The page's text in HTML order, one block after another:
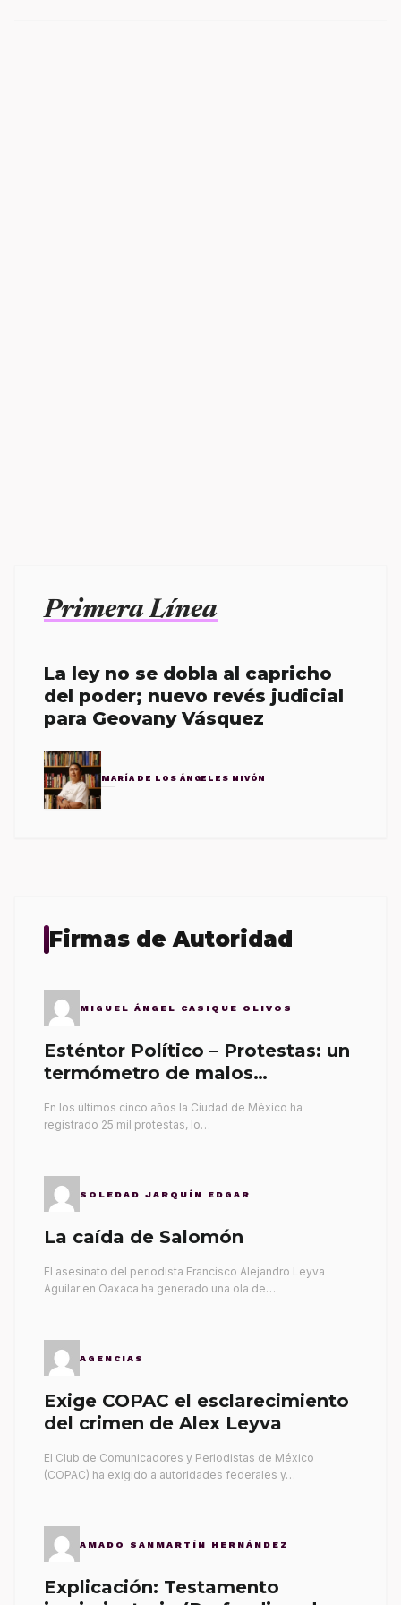
Primera Línea
La ley no se dobla al capricho
del poder; nuevo revés judicial
para Geovany Vásquez
MARÍA DE LOS ÁNGELES NIVÓN
Firmas de Autoridad
MIGUEL ÁNGEL CASIQUE OLIVOS
Esténtor Político – Protestas: un
termómetro de malos
En los últimos cinco años la Ciudad de México ha
registrado 25 mil protestas, lo…
SOLEDAD JARQUÍN EDGAR
La caída de Salomón
El asesinato del periodista Francisco Alejandro Leyva
Aguilar en Oaxaca ha generado una ola de…
AGENCIAS
Exige COPAC el esclarecimiento
del crimen de Alex Leyva
El Club de Comunicadores y Periodistas de México
(COPAC) ha exigido a autoridades federales y…
AMADO SANMARTÍN HERNÁNDEZ
Explicación: Testamento